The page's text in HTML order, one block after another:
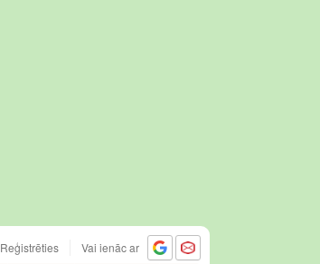
Reģistrēties Vai ienāc ar